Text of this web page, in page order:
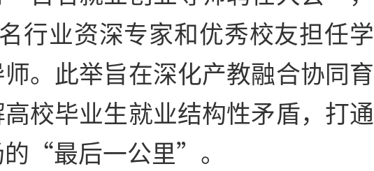
行业资深专家和优秀校友担任学
。此举旨在深化产教融合协同育
校毕业生就业结构性矛盾，打通
“最后一公里”。